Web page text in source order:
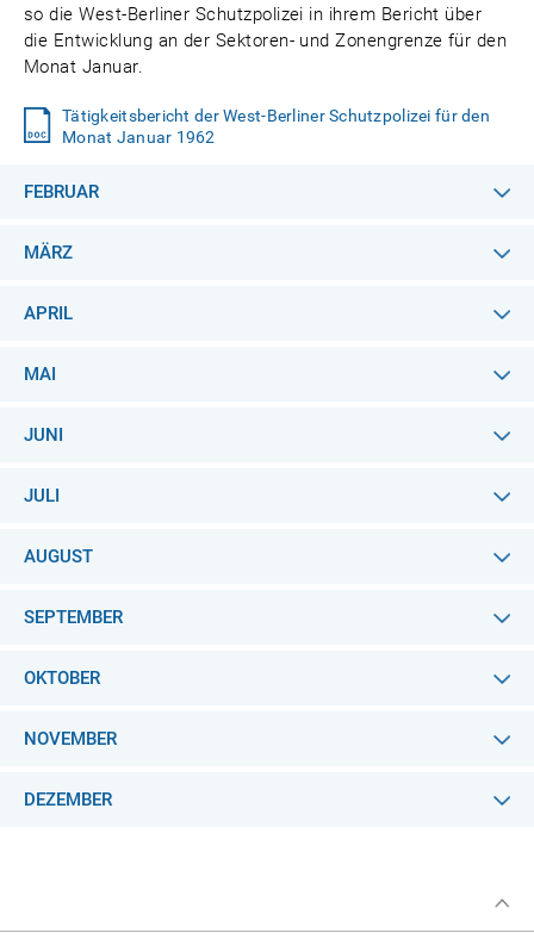
so die West-Berliner Schutzpolizei in ihrem Bericht über
die Entwicklung an der Sektoren- und Zonengrenze für den
Monat Januar.
Tätigkeitsbericht der West-Berliner Schutzpolizei für den
Monat Januar 1962
FEBRUAR
MÄRZ
APRIL
MAI
JUNI
JULI
AUGUST
SEPTEMBER
OKTOBER
NOVEMBER
DEZEMBER